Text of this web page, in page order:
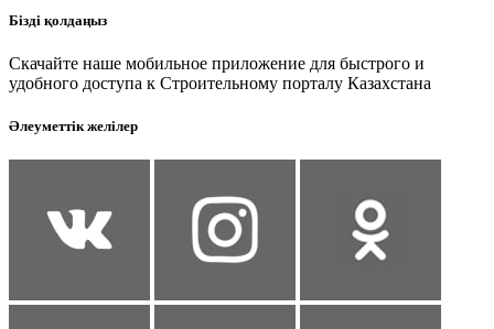
Бізді қолдаңыз
Скачайте наше мобильное приложение для быстрого и
удобного доступа к Строительному порталу Казахстана
Әлеуметтік желілер